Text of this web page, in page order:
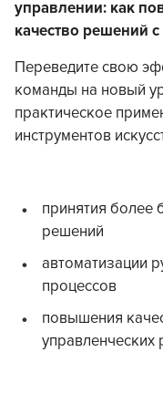
управлении: как
качество решений
Переведите свою
команды на новый
практическое
инструментов
принятия более
решений
автоматизации
процессов
повышения
управленческих